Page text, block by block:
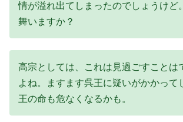
情が溢れ出てしまったのでしょうけど
舞いますか？
高宗としては、これは見過ごすことは
よね。ますます呉王に疑いがかかって
王の命も危なくなるかも。